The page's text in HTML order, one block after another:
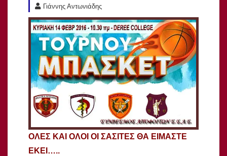
Γιάννης Αντωνιάδης
ΟΛΕΣ ΚΑΙ ΟΛΟΙ ΟΙ ΣΑΣΙΤΕΣ ΘΑ ΕΙΜΑΣΤΕ
ΕΚΕΙ…..